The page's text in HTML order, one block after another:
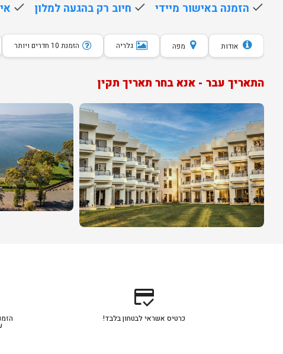
done הזמנה באישור מיידי done חיוב רק בהגעה למלון done
אודות מפה גלריה הזמנת 10 חדרים ויותר
התאריך עבר - אנא בחר תאריך תקין
credit_score
כרטיס אשראי לבטחון בלבד!